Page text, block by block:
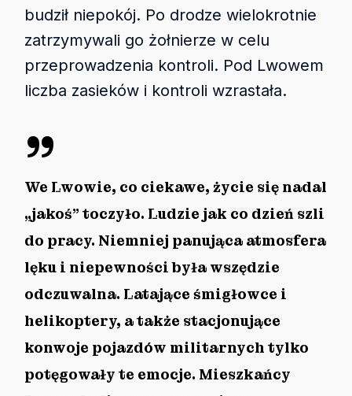
budził niepokój. Po drodze wielokrotnie
zatrzymywali go żołnierze w celu
przeprowadzenia kontroli. Pod Lwowem
liczba zasieków i kontroli wzrastała.
”
We Lwowie, co ciekawe, życie się nadal
„jakoś” toczyło. Ludzie jak co dzień szli
do pracy. Niemniej panująca atmosfera
lęku i niepewności była wszędzie
odczuwalna. Latające śmigłowce i
helikoptery, a także stacjonujące
konwoje pojazdów militarnych tylko
potęgowały te emocje. Mieszkańcy